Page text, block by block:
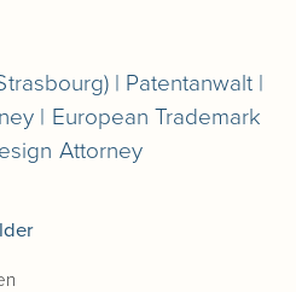
| Patentanwalt |
| European Trademark
Attorney